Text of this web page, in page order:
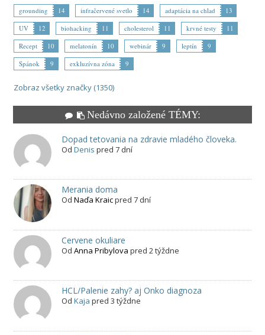
grounding
14 infračervené svetlo 14 adaptácia na chlad
13
UV
12 biohacking 11 cholesterol 11 krvné testy
11
Recept
10 melatonín 10 webinár 9 leptín
9
Spánok
9 exkluzívna zóna 9
Zobraz všetky značky (1350)
Nedávno založené TÉMY:
Dopad tetovania na zdravie mladého človeka.
Od Denis pred 7 dní
Merania doma
Od Naďa Kraicpred 7 dní
Cervene okuliare
Od Anna Pribylova pred 2 týždne
HCL/Palenie zahy? aj Onko diagnoza
Od Kaja pred 3 týždne